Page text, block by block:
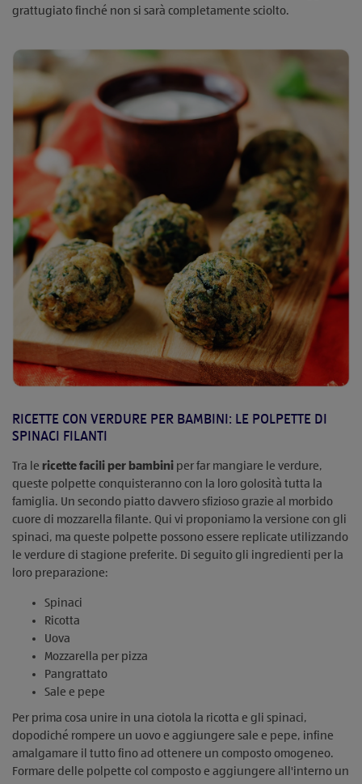
grattugiato finché non si sarà completamente sciolto.
RICETTE CON VERDURE PER BAMBINI: LE POLPETTE DI
SPINACI FILANTI
Tra le ricette facili per bambini per far mangiare le verdure,
queste polpette conquisteranno con la loro golosità tutta la
famiglia. Un secondo piatto davvero sfizioso grazie al morbido
cuore di mozzarella filante. Qui vi proponiamo la versione con gli
spinaci, ma queste polpette possono essere replicate utilizzando
le verdure di stagione preferite. Di seguito gli ingredienti per la
loro preparazione:
Spinaci
Ricotta
Uova
Mozzarella per pizza
Pangrattato
Sale e pepe
Per prima cosa unire in una ciotola la ricotta e gli spinaci,
dopodiché rompere un uovo e aggiungere sale e pepe, infine
amalgamare il tutto fino ad ottenere un composto omogeneo.
Formare delle polpette col composto e aggiungere all'interno un